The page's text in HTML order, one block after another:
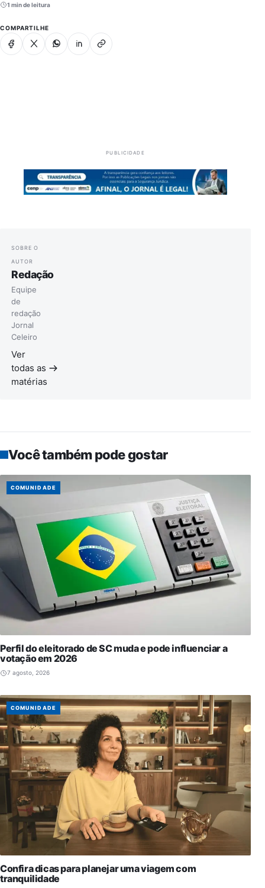
1 min de leitura
COMPARTILHE
Facebook
X WhatsappLinkedinCopiar link
PUBLICIDADE
SOBRE O
AUTOR
Redação
Equipe
de
redação
Jornal
Celeiro
Ver
todas as
matérias
Você também pode gostar
COMUNIDADE
Perfil do eleitorado de SC muda e pode influenciar a
votação em 2026
7 agosto, 2026
COMUNIDADE
Confira dicas para planejar uma viagem com
tranquilidade